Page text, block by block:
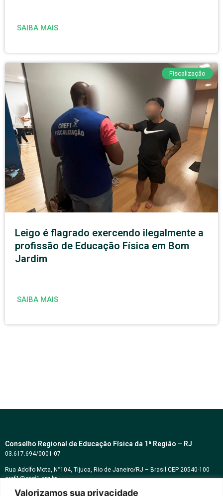
Valorizamos sua privacidade
SAIBA MAIS
Fiscalização
Leigo é flagrado exercendo ilegalmente a
profissão de Educação Física em Bom
Jardim
SAIBA MAIS
Conselho Regional de Educação Física da 1ª Região – RJ
03.617.694/0001-07
Rua Adolfo Mota, N°104, Tijuca, Rio de Janeiro/RJ – Brasil CEP 20540-100
cref1@cref1.org.br